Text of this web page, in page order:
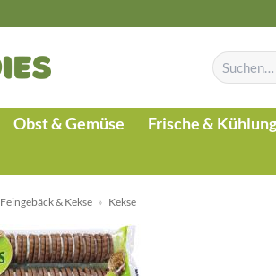
Suchen
nach:
Obst & Gemüse Frische & Kühlung
Feingebäck & Kekse » Kekse